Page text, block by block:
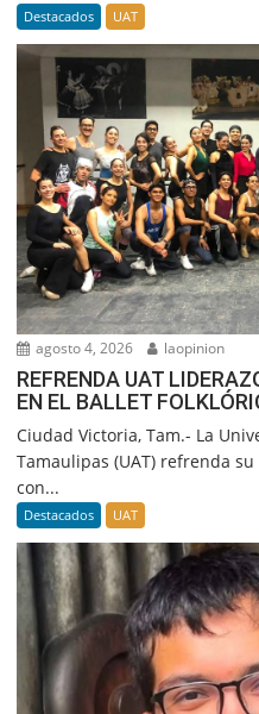
Destacados UAT
agosto 4, 2026 laopinion
REFRENDA UAT
EN EL BALLET
Ciudad Victoria, Tam.- La
Tamaulipas (UAT) refrenda
con...
Destacados UAT